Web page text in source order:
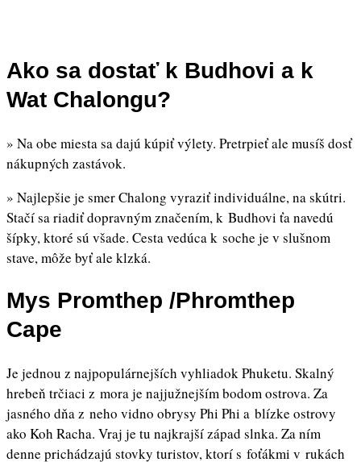
Ako sa dostať k Budhovi a k
Wat Chalongu?
» Na obe miesta sa dajú kúpiť výlety. Pretrpieť ale musíš dosť
nákupných zastávok.
» Najlepšie je smer Chalong vyraziť individuálne, na skútri.
Stačí sa riadiť dopravným značením, k Budhovi ťa navedú
šípky, ktoré sú všade. Cesta vedúca k soche je v slušnom
stave, môže byť ale klzká.
Mys Promthep /Phromthep
Cape
Je jednou z najpopulárnejších vyhliadok Phuketu. Skalný
hrebeň trčiaci z mora je najjužnejším bodom ostrova. Za
jasného dňa z neho vidno obrysy Phi Phi a blízke ostrovy
ako Koh Racha. Vraj je tu najkrajší západ slnka. Za ním
denne prichádzajú stovky turistov, ktorí s foťákmi v rukách